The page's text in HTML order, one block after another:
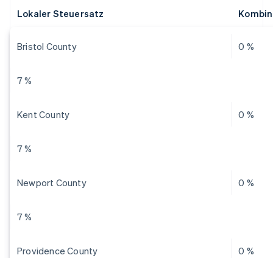
Lokaler Steuersatz
Bristol County 0 %
7 %
Kent County 0 %
7 %
Newport County 0 %
7 %
Providence County 0 %